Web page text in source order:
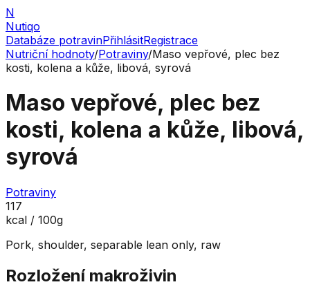
N
Nutiqo
Databáze potravinPřihlásitRegistrace
Nutriční hodnoty/Potraviny/Maso vepřové, plec bez
kosti, kolena a kůže, libová, syrová
Maso vepřové, plec bez
kosti, kolena a kůže, libová,
syrová
Potraviny
117
kcal / 100g
Pork, shoulder, separable lean only, raw
Rozložení makroživin